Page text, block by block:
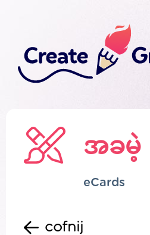
အခမဲ့
eCards
cofnij